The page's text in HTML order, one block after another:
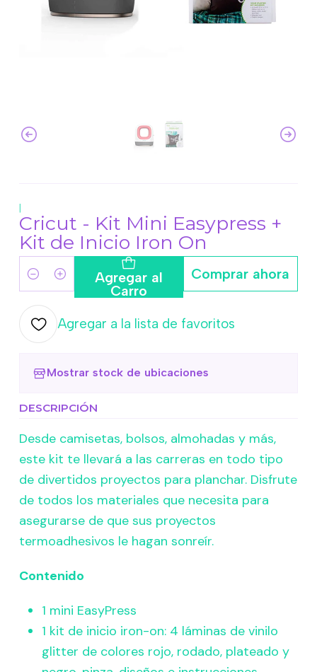
|
Cricut - Kit Mini Easypress +
Kit de Inicio Iron On
Cantidad Agregar al
Carro
Comprar ahora
Agregar a la lista de favoritos
Mostrar stock de ubicaciones
DESCRIPCIÓN
Desde camisetas, bolsos, almohadas y más,
este kit te llevará a las carreras en todo tipo
de divertidos proyectos para planchar. Disfrute
de todos los materiales que necesita para
asegurarse de que sus proyectos
termoadhesivos le hagan sonreír.
Contenido
1 mini EasyPress
1 kit de inicio iron-on: 4 láminas de vinilo
glitter de colores rojo, rodado, plateado y